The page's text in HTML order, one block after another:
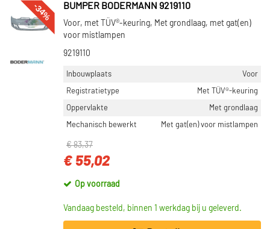
-34% BUMPER BODERMANN 9219110
Voor, met TÜV®-keuring, Met grondlaag, met gat(en)
voor mistlampen
9219110
Inbouwplaats
Voor
Registratietype
Met TÜV®-keuring
Oppervlakte
Met grondlaag
Mechanisch bewerkt
Met gat(en) voor mistlampen
€ 83,37
€ 55,02
Op voorraad
Vandaag besteld, binnen 1 werkdag bij u geleverd.